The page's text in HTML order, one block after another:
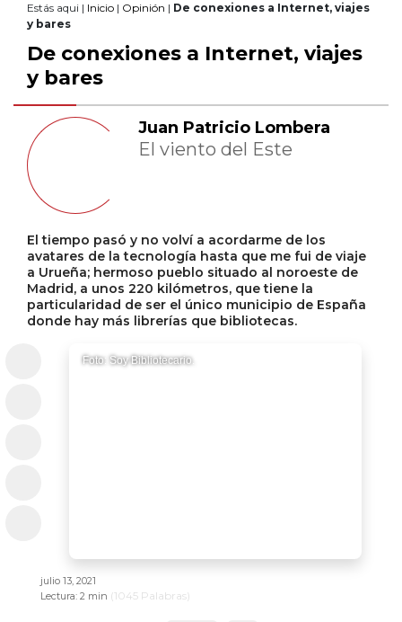
Estás aqui | Inicio | Opinión | De conexiones a Internet, viajes
y bares
De conexiones a Internet, viajes
y bares
Juan Patricio Lombera
El viento del Este
El tiempo pasó y no volví a acordarme de los
avatares de la tecnología hasta que me fui de viaje
a Urueña; hermoso pueblo situado al noroeste de
Madrid, a unos 220 kilómetros, que tiene la
particularidad de ser el único municipio de España
donde hay más librerías que bibliotecas.
Foto: Soy Bibliotecario.
julio 13, 2021
Lectura: 2 min ( 1045 Palabras)